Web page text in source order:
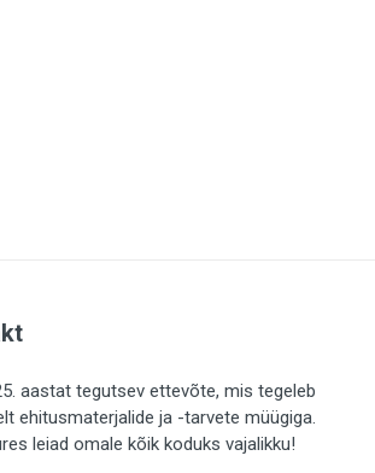
(183)
(31)
(132)
aastat tegutsev ettevõte, mis tegeleb
ehitusmaterjalide ja -tarvete müügiga.
leiad omale kõik koduks vajalikku!